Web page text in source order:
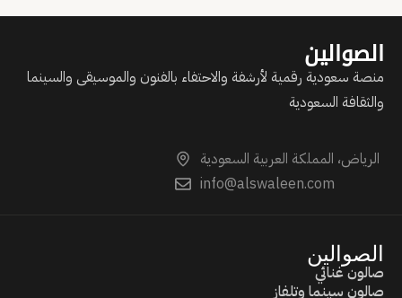
الصوالين
منصة سعودية رقمية لأرشفة والاحتفاء بالفنون والموسيقى والسينما
والثقافة السعودية
الرياض، المملكة العربية السعودية
info@alswaleen.com
الصوالين
صالون غنائي
صالون سينما وتلفاز